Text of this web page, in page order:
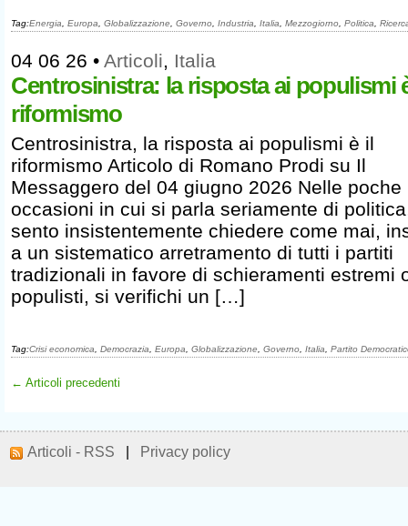
Tag:Energia Europa Globalizzazione Governo Industria Italia Mezzogiorno Politica
04 06 26 • Articoli, Italia
Centrosinistra: la risposta ai populismi
riformismo
Centrosinistra, la risposta ai populismi è il
riformismo Articolo di Romano Prodi su Il
Messaggero del 04 giugno 2026 Nelle poche
occasioni in cui si parla seriamente di
sento insistentemente chiedere come mai,
a un sistematico arretramento di tutti i partiti
tradizionali in favore di schieramenti estremi
populisti, si verifichi un […]
Tag:Crisi economica Democrazia Europa Globalizzazione Governo Italia Partito
← Articoli precedenti
Articoli - RSS Privacy policy